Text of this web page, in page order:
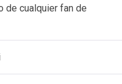
de cualquier fan de